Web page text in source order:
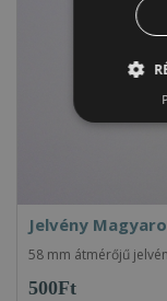
Jelvény
58 mm átmérőjű
500Ft